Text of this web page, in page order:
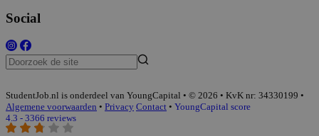
Social
StudentJob.nl is onderdeel van YoungCapital • © 2026 • KvK nr: 34330199 •
Algemene voorwaarden • Privacy Contact • YoungCapital score
4.3 - 3366 reviews